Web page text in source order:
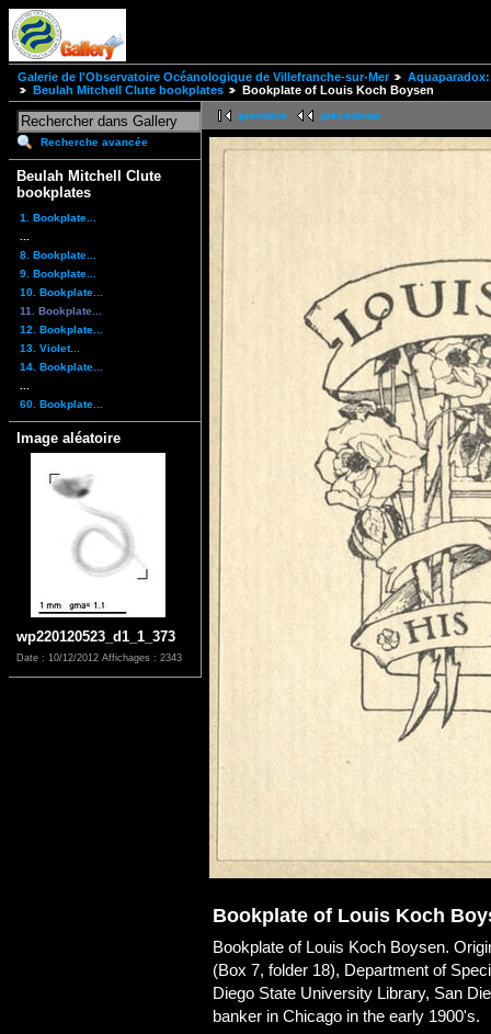
Galerie de l'Observatoire Océanologique de Villefranche-sur-Mer
Beulah Mitchell Clute bookplates
Bookplate of Louis Koch Boysen
Recherche avancée
Beulah Mitchell Clute
bookplates
1. Bookplate...
8. Bookplate...
9. Bookplate...
10. Bookplate...
11. Bookplate...
12. Bookplate...
13. Violet...
14. Bookplate...
60. Bookplate...
Image aléatoire
wp220120523_d1_1_373
Date : 10/12/2012 Affichages : 2343
première précédente
Bookplate of Louis Koch
Bookplate of Louis Koch Boysen.
(Box 7, folder 18), Department of
Diego State University Library, San
banker in Chicago in the early 1900's.